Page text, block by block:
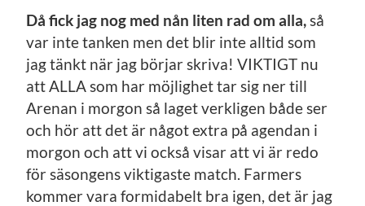
Då fick jag nog med nån liten rad om alla,så
var inte tanken men det blir inte alltid som
jag tänkt när jag börjar skriva! VIKTIGT nu
att ALLA som har möjlighet tar sig ner till
Arenan i morgon så laget verkligen både ser
och hör att det är något extra på agendan i
morgon och att vi också visar att vi är redo
för säsongens viktigaste match. Farmers
kommer vara formidabelt bra igen, det är jag